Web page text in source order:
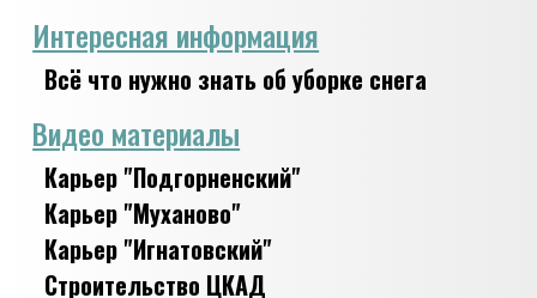
Интересная информация
Всё что нужно знать об уборке снега
Видео материалы
Карьер "Подгорненский"
Карьер "Муханово"
Карьер "Игнатовский"
Строительство ЦКАД